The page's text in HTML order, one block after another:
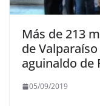
Más de 213
de
aguinaldo de
05/09/2019